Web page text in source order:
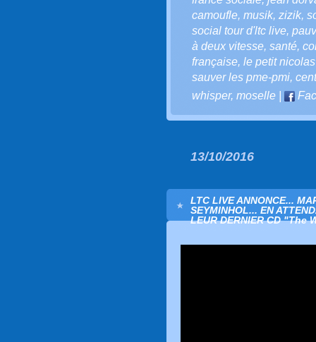
camoufle, musik, zizik,
social tour d'ltc live,
à deux vitesse, santé,
française, le petit
sauver les pme-pmi,
whisper, moselle
13/10/2016
LTC LIVE ANNONCE...
SEYMINHOL... EN
LEUR DERNIER CD "The